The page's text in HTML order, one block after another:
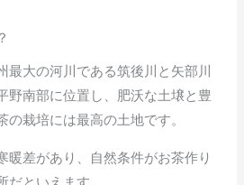
最大の河川である筑後川と矢部川
野南部に位置し、肥沃な土壌と豊
栽培には最高の土地です。
暖差があり、自然条件がお茶作り